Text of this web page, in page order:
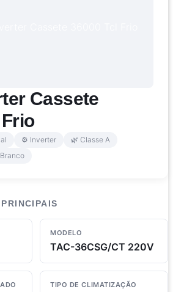
Cassete
⚙️ Inverter
🌿 Classe A
MODELO
TAC-36CSG/CT 220V
TIPO DE CLIMATIZAÇÃO